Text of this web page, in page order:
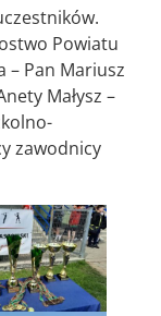
Powiatu
– Pan Mariusz
Małysz –
zawodnicy